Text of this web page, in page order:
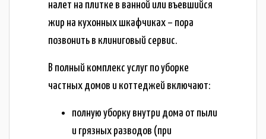
налет на плитке в ванной или въевшийся
жир на кухонных шкафчиках – пора
позвонить в клиниговый сервис.
В полный комплекс услуг по уборке
частных домов и коттеджей включают:
полную уборку внутри дома от пыли
и грязных разводов (при